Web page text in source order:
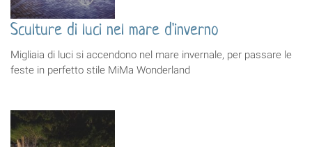
Sculture di luci nel mare d'inverno
Migliaia di luci si accendono nel mare invernale, per passare le
feste in perfetto stile MiMa Wonderland